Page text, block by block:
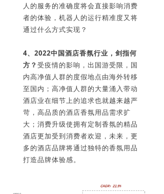
人的服务的准确度将会直接影响消费
者的体验，机器人的运行精准度又将
通过什么方式实现？
4、2022中国酒店香氛行业，剑指何
方？ 受疫情的影响，出国游受限，国
内高净值人群的度假地点由海外转移
至国内；高净值人群的大量涌入带动
酒店业在细节上的追求也就越来越严
苛，高品质的酒店香氛用品需求扩
大；消费升级使拥有定制香氛的精品
酒店更加受到消费者欢迎，未来，更
多的酒店品牌将通过独特的香氛用品
打造品牌体验感。